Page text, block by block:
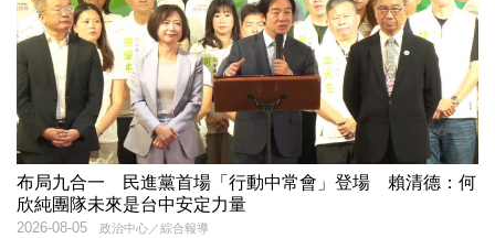
布局九合一 民進黨首場「行動中常會」登場 賴清德：何
欣純團隊未來是台中安定力量
政治中心／綜合報導
2026-08-05